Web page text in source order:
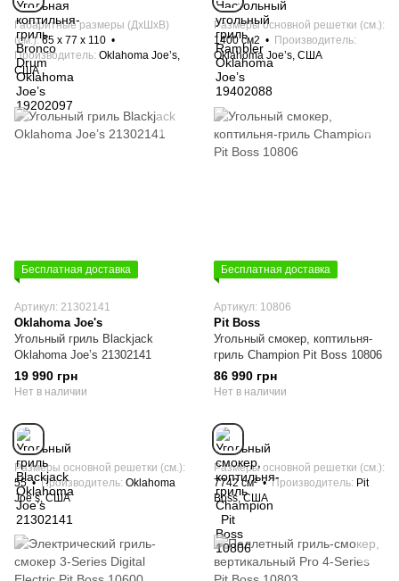
Габаритные размеры (ДхШхВ)
(см.) 65 х 77 x 110
Производитель Oklahoma Joe’s,
США
Размеры основной решетки (см.)
1400 см2
Производитель
Oklahoma Joe’s, США
Бесплатная доставка
Артикул: 21302141
Oklahoma Joe's
Угольный гриль Blackjack
Oklahoma Joe’s 21302141
19 990 грн
Нет в наличии
Размеры основной решетки (см.)
55
Производитель Oklahoma
Joe’s, США
Бесплатная доставка
Артикул: 10806
Pit Boss
Угольный смокер, коптильня-
гриль Champion Pit Boss 10806
86 990 грн
Нет в наличии
Размеры основной решетки (см.)
7742 см²
Производитель Pit
Boss, США